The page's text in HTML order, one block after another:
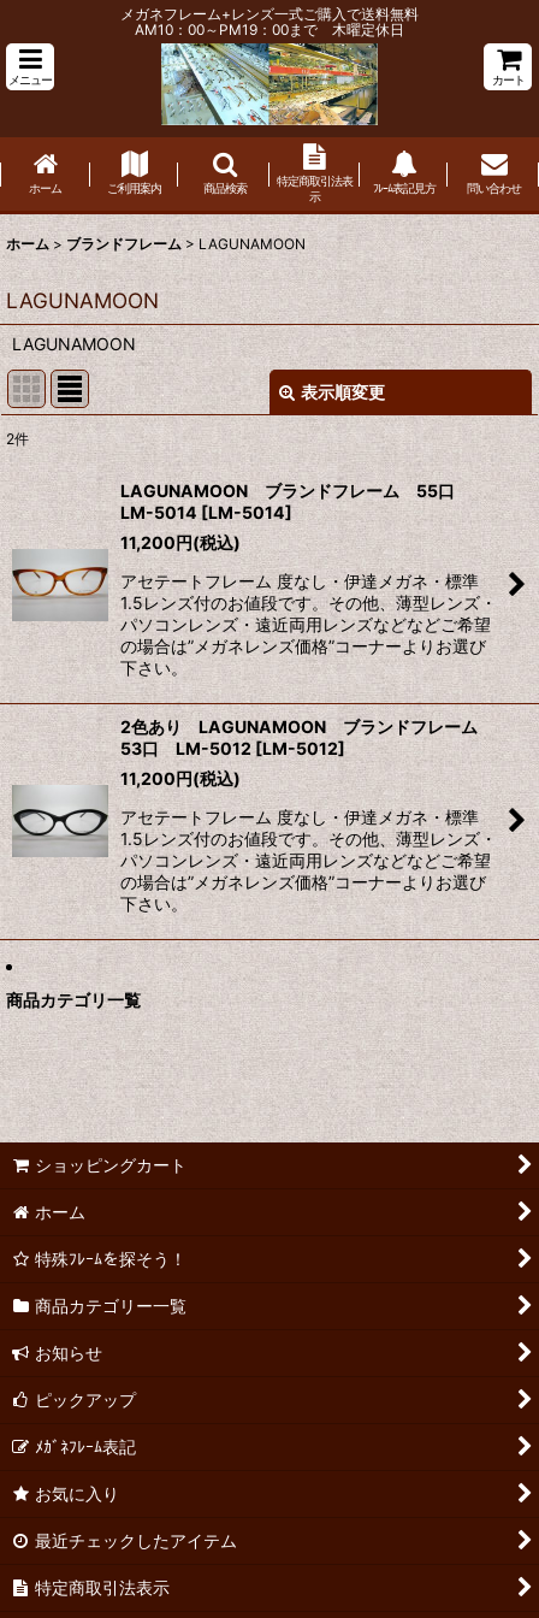
メガネフレーム+レンズ一式ご購入で送料無料
AM10：00～PM19：00まで 木曜定休日
メニュー カート
ホーム ご利用案内 商品検索
特定商取引法表
示
ﾌﾚｰﾑ表記見方 問い合わせ
ホーム > ブランドフレーム > LAGUNAMOON
LAGUNAMOON
LAGUNAMOON
表示順変更
表示数:
並び順 :
絞り込む
2件
LAGUNAMOON ブランドフレーム 55口
LM-5014 [LM-5014]
11,200円(税込)
アセテートフレーム 度なし・伊達メガネ・標準
1.5レンズ付のお値段です。その他、薄型レンズ・
パソコンレンズ・遠近両用レンズなどなどご希望
の場合は”メガネレンズ価格”コーナーよりお選び
下さい。
2色あり LAGUNAMOON ブランドフレーム
53口 LM-5012 [LM-5012]
11,200円(税込)
アセテートフレーム 度なし・伊達メガネ・標準
1.5レンズ付のお値段です。その他、薄型レンズ・
パソコンレンズ・遠近両用レンズなどなどご希望
の場合は”メガネレンズ価格”コーナーよりお選び
下さい。
商品カテゴリ一覧
ショッピングカート
ホーム
特殊ﾌﾚｰﾑを探そう！
商品カテゴリー一覧
お知らせ
ピックアップ
ﾒｶﾞﾈﾌﾚｰﾑ表記
お気に入り
最近チェックしたアイテム
特定商取引法表示